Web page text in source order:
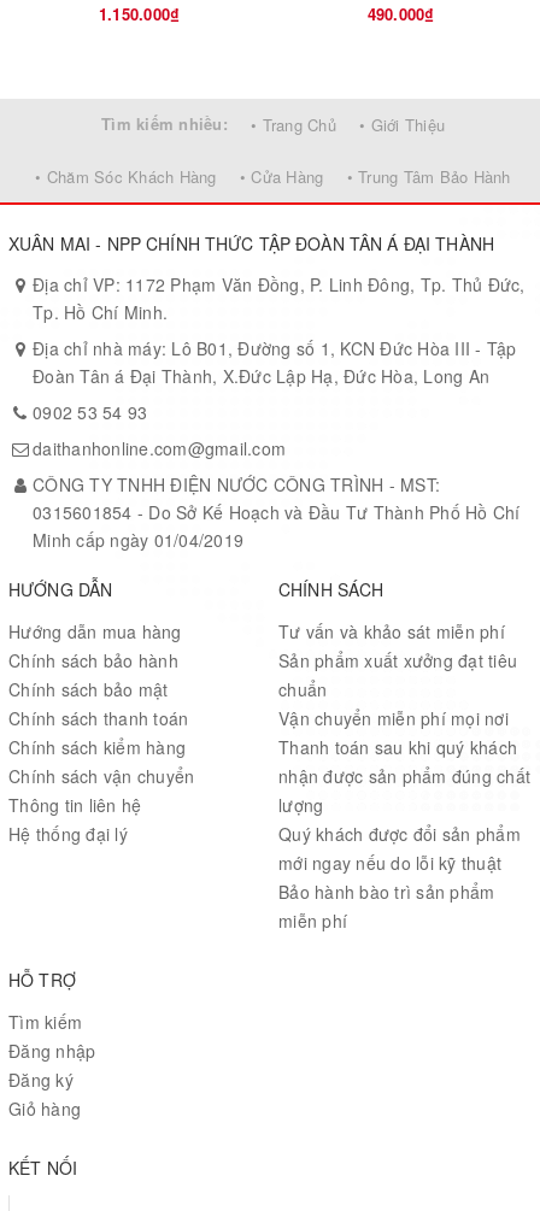
1.150.000₫ 490.000₫
Tìm kiếm nhiều: • Trang Chủ • Giới Thiệu
• Chăm Sóc Khách Hàng • Cửa Hàng • Trung Tâm Bảo Hành
XUÂN MAI - NPP CHÍNH THỨC TẬP ĐOÀN TÂN Á ĐẠI THÀNH
Địa chỉ VP: 1172 Phạm Văn Đồng, P. Linh Đông, Tp. Thủ Đức,
Tp. Hồ Chí Minh.
Địa chỉ nhà máy: Lô B01, Đường số 1, KCN Đức Hòa III - Tập
Đoàn Tân á Đại Thành, X.Đức Lập Hạ, Đức Hòa, Long An
0902 53 54 93
daithanhonline.com@gmail.com
CÔNG TY TNHH ĐIỆN NƯỚC CÔNG TRÌNH - MST:
0315601854 - Do Sở Kế Hoạch và Đầu Tư Thành Phố Hồ Chí
Minh cấp ngày 01/04/2019
HƯỚNG DẪN
Hướng dẫn mua hàng
Chính sách bảo hành
Chính sách bảo mật
Chính sách thanh toán
Chính sách kiểm hàng
Chính sách vận chuyển
Thông tin liên hệ
Hệ thống đại lý
CHÍNH SÁCH
Tư vấn và khảo sát miễn phí
Sản phẩm xuất xưởng đạt tiêu
chuẩn
Vận chuyển miễn phí mọi nơi
Thanh toán sau khi quý khách
nhận được sản phẩm đúng chất
lượng
Quý khách được đổi sản phẩm
mới ngay nếu do lỗi kỹ thuật
Bảo hành bào trì sản phẩm
miễn phí
HỖ TRỢ
Tìm kiếm
Đăng nhập
Đăng ký
Giỏ hàng
KẾT NỐI